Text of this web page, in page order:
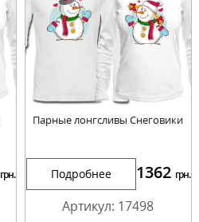
грн.
Парные лонгсливы Снеговики
Подробнее 1362 грн.
Артикул: 17498